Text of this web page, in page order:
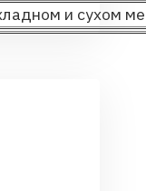
и сухом